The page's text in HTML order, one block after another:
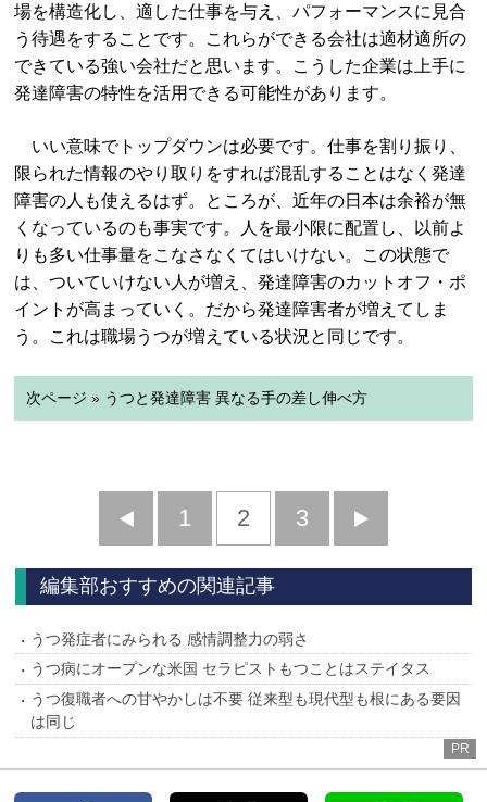
場を構造化し、適した仕事を与え、パフォーマンスに見合
う待遇をすることです。これらができる会社は適材適所の
できている強い会社だと思います。こうした企業は上手に
発達障害の特性を活用できる可能性があります。
いい意味でトップダウンは必要です。仕事を割り振り、
限られた情報のやり取りをすれば混乱することはなく発達
障害の人も使えるはず。ところが、近年の日本は余裕が無
くなっているのも事実です。人を最小限に配置し、以前よ
りも多い仕事量をこなさなくてはいけない。この状態で
は、ついていけない人が増え、発達障害のカットオフ・ポ
イントが高まっていく。だから発達障害者が増えてしま
う。これは職場うつが増えている状況と同じです。
次ページ » うつと発達障害 異なる手の差し伸べ方
前
へ
1 2 3
へ
編集部おすすめの関連記事
うつ発症者にみられる 感情調整力の弱さ
うつ病にオープンな米国 セラピストもつことはステイタス
うつ復職者への甘やかしは不要 従来型も現代型も根にある要因
は同じ
PR